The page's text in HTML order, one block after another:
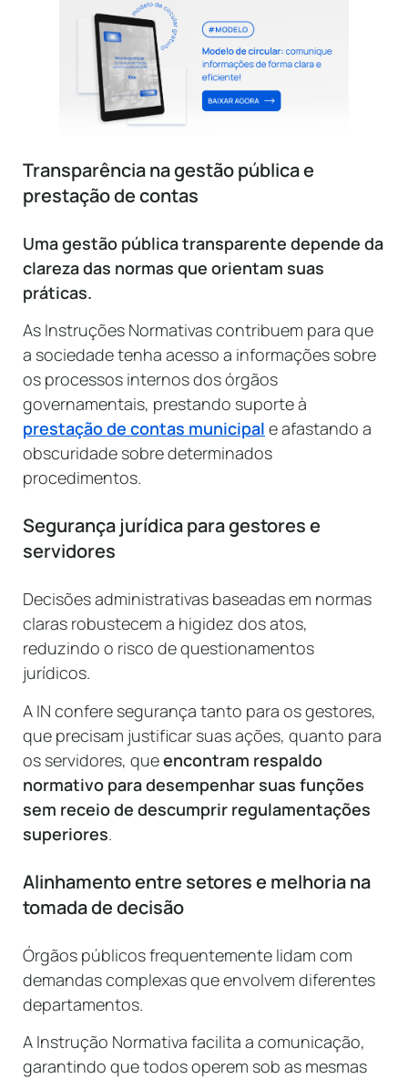
Transparência na gestão pública e
prestação de contas
Uma gestão pública transparente depende da
clareza das normas que orientam suas
práticas.
As Instruções Normativas contribuem para que
a sociedade tenha acesso a informações sobre
os processos internos dos órgãos
governamentais, prestando suporte à
prestação de contas municipal e afastando a
obscuridade sobre determinados
procedimentos.
Segurança jurídica para gestores e
servidores
Decisões administrativas baseadas em normas
claras robustecem a higidez dos atos,
reduzindo o risco de questionamentos
jurídicos.
A IN confere segurança tanto para os gestores,
que precisam justificar suas ações, quanto para
os servidores, queencontram respaldo
normativo para desempenhar suas funções
sem receio de descumprir regulamentações
superiores.
Alinhamento entre setores e melhoria na
tomada de decisão
Órgãos públicos frequentemente lidam com
demandas complexas que envolvem diferentes
departamentos.
A Instrução Normativa facilita a comunicação,
garantindo que todos operem sob as mesmas